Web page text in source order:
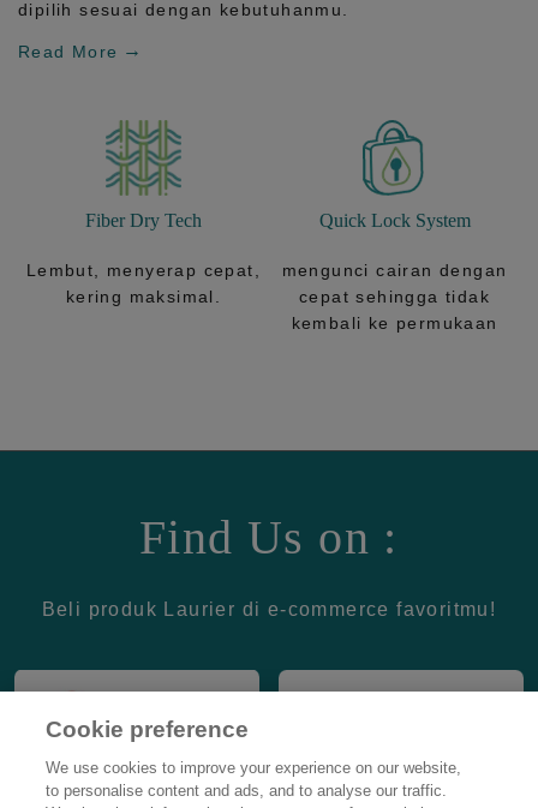
dipilih sesuai dengan kebutuhanmu.
Read More
Fiber Dry Tech
Lembut, menyerap cepat,
kering maksimal.
Quick Lock System
mengunci cairan dengan
cepat sehingga tidak
kembali ke permukaan
Find Us on :
Beli produk Laurier di e-commerce favoritmu!
Cookie preference
We use cookies to improve your experience on our website,
to personalise content and ads, and to analyse our traffic.